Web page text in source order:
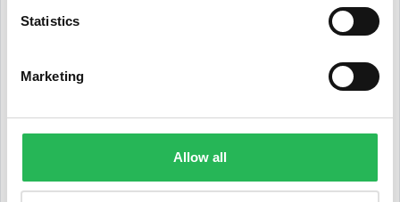
Statistics
Marketing
Allow all
helt tredje.
research (
) især tænker, hvordan I
efter søgeord, der har en høj kommerciel værdi.
Her kender I muligvis i forvejen en række søgeord,
der er relevante, og som matcher produkter, der